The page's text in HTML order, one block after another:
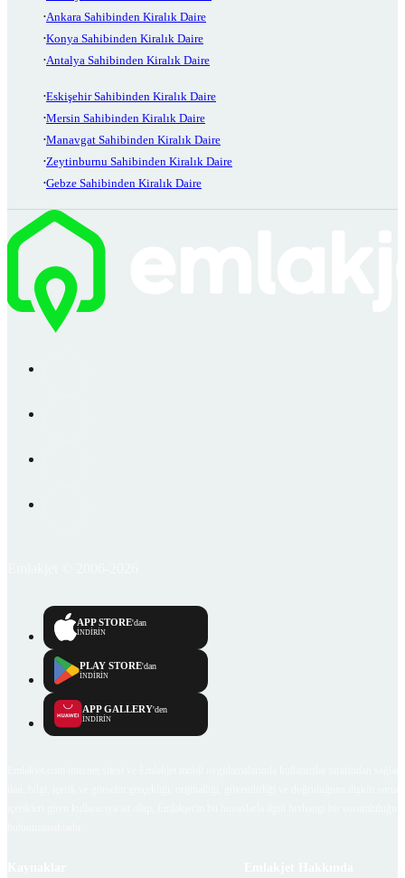
Ankara Sahibinden Kiralık Daire
Konya Sahibinden Kiralık Daire
Antalya Sahibinden Kiralık Daire
Eskişehir Sahibinden Kiralık Daire
Mersin Sahibinden Kiralık Daire
Manavgat Sahibinden Kiralık Daire
Zeytinburnu Sahibinden Kiralık Daire
Gebze Sahibinden Kiralık Daire
APP STORE'dan
İNDİRİN
PLAY STORE'dan
İNDİRİN
APP GALLERY'den
İNDİRİN